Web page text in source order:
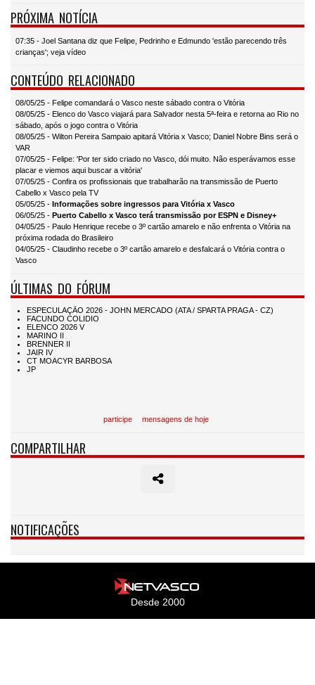
PRÓXIMA NOTÍCIA
07:35 - Joel Santana diz que Felipe, Pedrinho e Edmundo 'estão parecendo três
crianças'; veja vídeo
CONTEÚDO RELACIONADO
08/05/25 - Felipe comandará o Vasco neste sábado contra o Vitória
08/05/25 - Elenco do Vasco viajará para Salvador nesta 5ª-feira e retorna ao Rio no
sábado, após o jogo contra o Vitória
08/05/25 - Wilton Pereira Sampaio apitará Vitória x Vasco; Daniel Nobre Bins será o
VAR
07/05/25 - Felipe: 'Por ter sido criado no Vasco, dói muito. Não esperávamos esse
placar e viemos aqui buscar a vitória'
07/05/25 - Confira os profissionais que trabalharão na transmissão de Puerto
Cabello x Vasco pela TV
05/05/25 - Informações sobre ingressos para Vitória x Vasco
06/05/25 - Puerto Cabello x Vasco terá transmissão por ESPN e Disney+
04/05/25 - Paulo Henrique recebe o 3º cartão amarelo e não enfrenta o Vitória na
próxima rodada do Brasileiro
04/05/25 - Claudinho recebe o 3º cartão amarelo e desfalcará o Vitória contra o
Vasco
ÚLTIMAS DO FÓRUM
participe mensagens de hoje
COMPARTILHAR
NOTIFICAÇÕES
Desde 2000